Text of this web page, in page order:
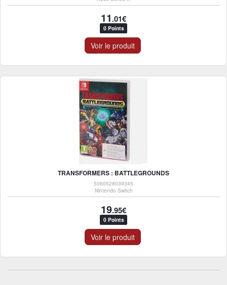
11.01€
0 Points
Voir le produit
TRANSFORMERS : BATTLEGROUNDS
5060528039345
Nintendo Switch
19.95€
0 Points
Voir le produit